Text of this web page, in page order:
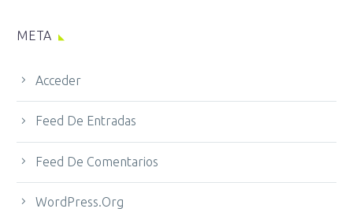
META
Acceder
Feed De Entradas
Feed De Comentarios
WordPress.org